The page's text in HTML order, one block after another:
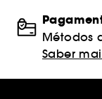
Métodos
Saber